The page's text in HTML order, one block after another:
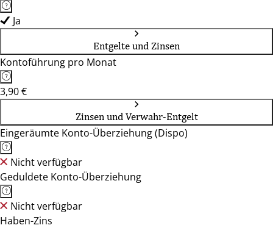
Ja
Entgelte und Zinsen
Kontoführung pro Monat
3,90 €
Zinsen und Verwahr-Entgelt
Eingeräumte Konto-Überziehung (Dispo)
Nicht verfügbar
Geduldete Konto-Überziehung
Nicht verfügbar
Haben-Zins